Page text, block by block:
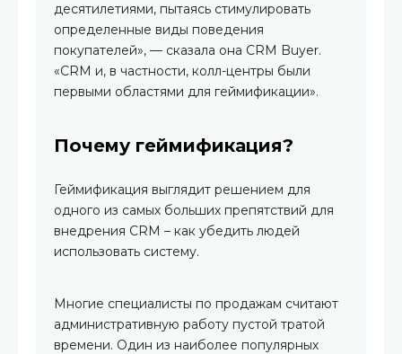
десятилетиями, пытаясь стимулировать
определенные виды поведения
покупателей», — сказала она CRM Buyer.
«CRM и, в частности, колл-центры были
первыми областями для геймификации».
Почему геймификация?
Геймификация выглядит решением для
одного из самых больших препятствий для
внедрения CRM – как убедить людей
использовать систему.
Многие специалисты по продажам считают
административную работу пустой тратой
времени. Один из наиболее популярных